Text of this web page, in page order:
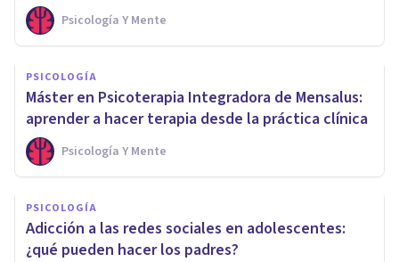
Psicología Y Mente
PSICOLOGÍA
Máster en Psicoterapia Integradora de Mensalus:
aprender a hacer terapia desde la práctica clínica
Psicología Y Mente
PSICOLOGÍA
Adicción a las redes sociales en adolescentes:
¿qué pueden hacer los padres?